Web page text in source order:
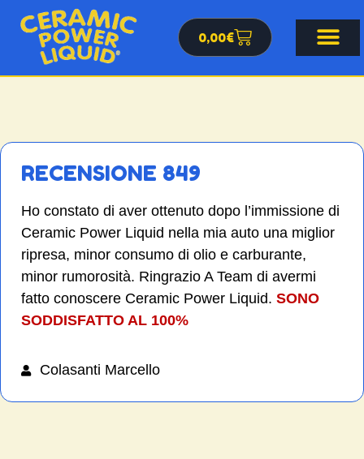
0,00€
RECENSIONE 849
Ho constato di aver ottenuto dopo l’immissione di
Ceramic Power Liquid nella mia auto una miglior
ripresa, minor consumo di olio e carburante,
minor rumorosità. Ringrazio A Team di avermi
fatto conoscere Ceramic Power Liquid. SONO
SODDISFATTO AL 100%
Colasanti Marcello